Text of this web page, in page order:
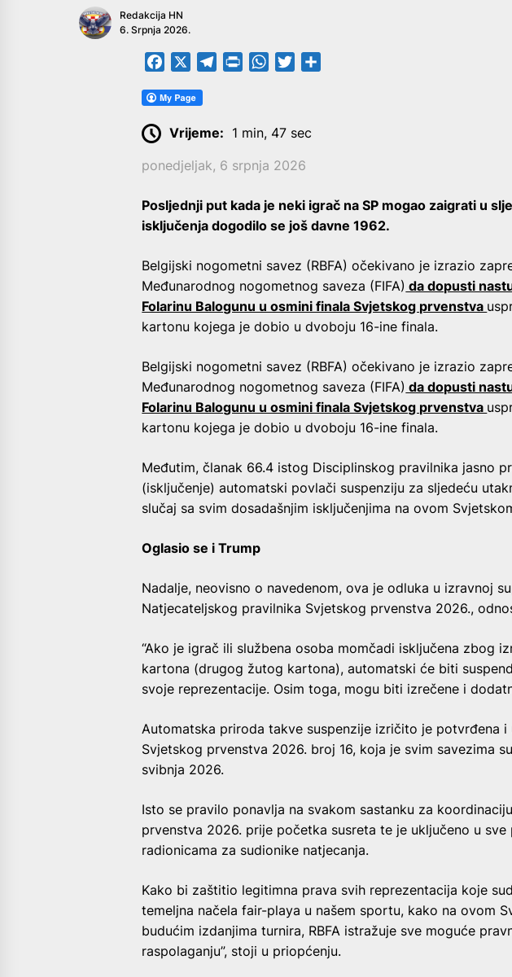
Redakcija HN
6. Srpnja 2026.
FacebookTelegramPrintFriendly
WhatsApp
Twitter
Vrijeme: 1 min, 47 sec
ponedjeljak, 6 srpnja 2026
Posljednji put kada je neki igrač na SP mogao zaigrati u
isključenja dogodilo se još davne 1962.
Belgijski nogometni savez (RBFA) očekivano je izrazio
Međunarodnog nogometnog saveza (FIFA) da dopusti
Folarinu Balogunu u osmini finala Svjetskog prvenstva
kartonu kojega je dobio u dvoboju 16-ine finala.
Belgijski nogometni savez (RBFA) očekivano je izrazio
Međunarodnog nogometnog saveza (FIFA) da dopusti
Folarinu Balogunu u osmini finala Svjetskog prvenstva
kartonu kojega je dobio u dvoboju 16-ine finala.
Međutim, članak 66.4 istog Disciplinskog pravilnika jasno
(isključenje) automatski povlači suspenziju za sljedeću
slučaj sa svim dosadašnjim isključenjima na ovom
Oglasio se i Trump
Nadalje, neovisno o navedenom, ova je odluka u izravnoj
Natjecateljskog pravilnika Svjetskog prvenstva 2026.,
“Ako je igrač ili službena osoba momčadi isključena zbog
kartona (drugog žutog kartona), automatski će biti
svoje reprezentacije. Osim toga, mogu biti izrečene i
Automatska priroda takve suspenzije izričito je potvrđena i
Svjetskog prvenstva 2026. broj 16, koja je svim savezima
svibnja 2026.
Isto se pravilo ponavlja na svakom sastanku za
prvenstva 2026. prije početka susreta te je uključeno u sve
radionicama za sudionike natjecanja.
Kako bi zaštitio legitimna prava svih reprezentacija koje
temeljna načela fair-playa u našem sportu, kako na ovom
budućim izdanjima turnira, RBFA istražuje sve moguće
raspolaganju”, stoji u priopćenju.